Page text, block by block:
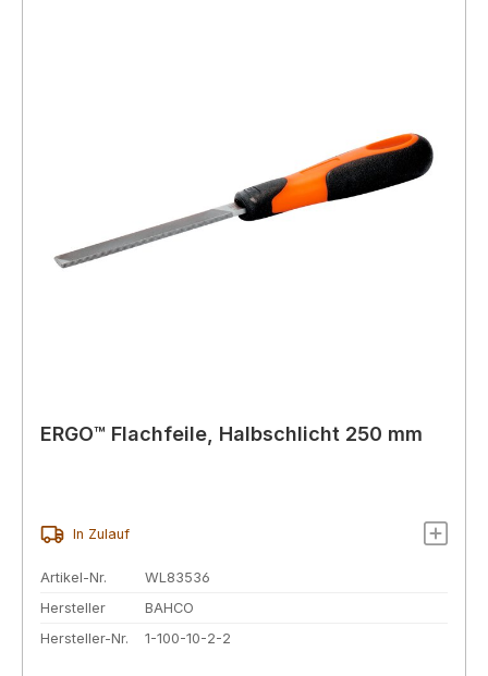
ERGO™ Flachfeile, Halbschlicht 250 mm
In Zulauf
Artikel-Nr.
WL83536
Hersteller
BAHCO
Hersteller-Nr.
1-100-10-2-2